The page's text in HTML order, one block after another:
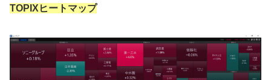
TOPIXヒートマップ